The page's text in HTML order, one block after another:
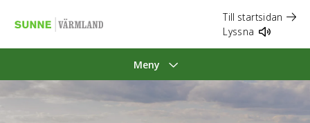
Till startsidan
Lyssna
Meny